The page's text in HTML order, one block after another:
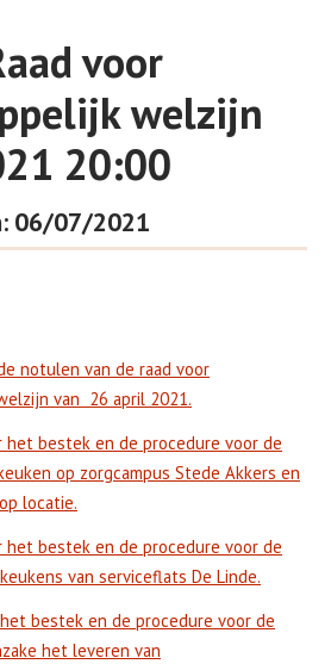
voor
welzijn
20:00
06/07/2021
notulen van de raad voor
van 26 april 2021.
het bestek en de procedure voor de
op zorgcampus Stede Akkers en
locatie.
het bestek en de procedure voor de
van serviceflats De Linde.
bestek en de procedure voor de
het leveren van